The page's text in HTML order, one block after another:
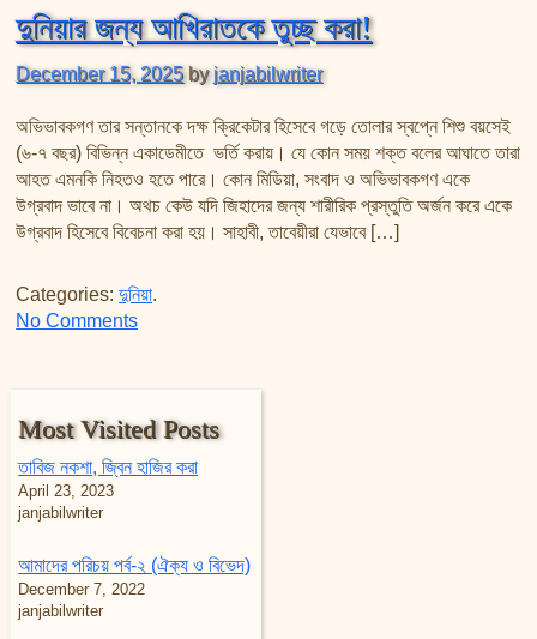
দুনিয়ার জন্য আখিরাতকে তুচ্ছ করা!
December 15, 2025 byjanjabilwriter
অভিভাবকগণ তার সন্তানকে দক্ষ ক্রিকেটার হিসেবে গড়ে তোলার স্বপ্নে শিশু বয়সেই
(৬-৭ বছর) বিভিন্ন একাডেমীতে ভর্তি করায়। যে কোন সময় শক্ত বলের আঘাতে তারা
আহত এমনকি নিহতও হতে পারে। কোন মিডিয়া, সংবাদ ও অভিভাবকগণ একে
উগ্রবাদ ভাবে না। অথচ কেউ যদি জিহাদের জন্য শারীরিক প্রস্তুতি অর্জন করে একে
উগ্রবাদ হিসেবে বিবেচনা করা হয়। সাহাবী, তাবেয়ীরা যেভাবে […]
Categories: দুনিয়া.
No Commentson দুনিয়ার জন্য আখিরাতকে তুচ্ছ করা!
Most Visited Posts
তাবিজ নকশা, জ্বিন হাজির করা
April 23, 2023
janjabilwriter
আমাদের পরিচয় পর্ব-২ (ঐক্য ও বিভেদ)
December 7, 2022
janjabilwriter